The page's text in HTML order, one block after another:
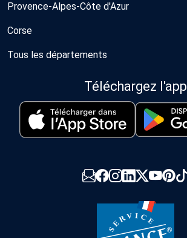
Provence-Alpes-Côte d'Azur
Corse
Tous les départements
Téléchargez l'app